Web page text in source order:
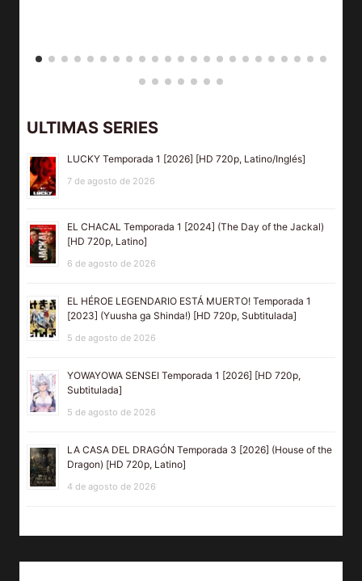
ULTIMAS SERIES
LUCKY Temporada 1 [2026] [HD 720p, Latino/Inglés]
7 de agosto de 2026
EL CHACAL Temporada 1 [2024] (The Day of the Jackal)
[HD 720p, Latino]
6 de agosto de 2026
EL HÉROE LEGENDARIO ESTÁ MUERTO! Temporada 1
[2023] (Yuusha ga Shinda!) [HD 720p, Subtitulada]
5 de agosto de 2026
YOWAYOWA SENSEI Temporada 1 [2026] [HD 720p,
Subtitulada]
5 de agosto de 2026
LA CASA DEL DRAGÓN Temporada 3 [2026] (House of the
Dragon) [HD 720p, Latino]
4 de agosto de 2026